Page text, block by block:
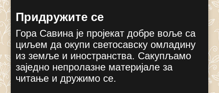
Придружите се
Гора Савина је пројекат добре воље са
циљем да окупи светосавску омладину
из земље и иностранства. Сакупљамо
заједно непролазне материјале за
читање и дружимо се.